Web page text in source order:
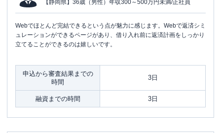
【静岡県】36歳（男性）年収300～500万円未満/正社員
Webでほとんど完結できるという点が魅力に感じます。Webで返済シミ
ュレーションができるページがあり、借り入れ前に返済計画をしっかり
立てることができるのは嬉しいです。
申込から審査結果までの
時間
3日
融資までの時間 3日